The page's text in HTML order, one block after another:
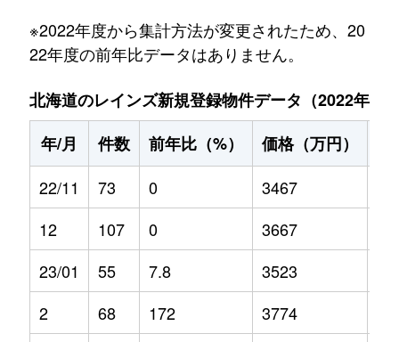
※2022年度から集計方法が変更されたため、20
22年度の前年比データはありません。
北海道のレインズ新規登録物件データ（2022年11
年/月
件数 前年比（%） 価格（万円）
22/11
73 0 3467
12
107 0 3667
23/01
55 7.8 3523
2
68 172 3774